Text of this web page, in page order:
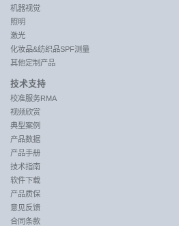
机器视觉
照明
激光
化妆品&纺织品SPF测量
其他定制产品
技术支持
校准服务RMA
视频欣赏
典型案例
产品数据
产品手册
技术指南
软件下载
产品质保
意见反馈
合同条款